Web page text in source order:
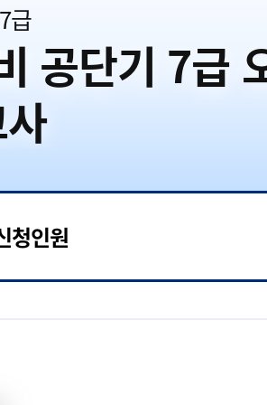
7급
공단기 7급
청인원